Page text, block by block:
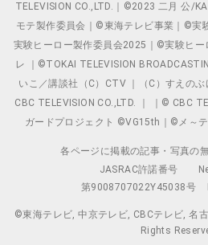
TELEVISION CO.,LTD.｜©2023 二月 公/
モテ製作委員会｜©東海テレビ事業｜©実
実験ヒーロー製作委員会2025｜©実験ヒ
レ ｜©TOKAI TELEVISION
いこ／講談社（C）CTV ｜（C）すえの
CBC TELEVISION CO.,LTD. ｜ ｜© CBC
ガードプロジェクト ©VG15th｜©メ～
各ページに掲載の記事・写真の
JASRAC許諾番号
第9008707022Y45038号
©東海テレビ, 中京テレビ, CBCテレビ, 名
Rights